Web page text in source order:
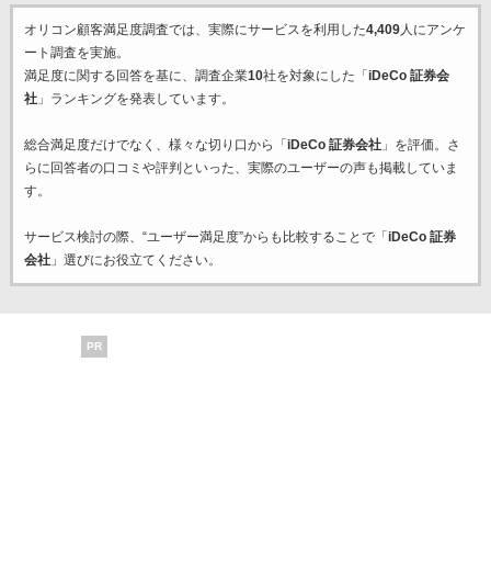
オリコン顧客満足度調査では、実際にサービスを利用した4,409人にアンケ
ート調査を実施。
満足度に関する回答を基に、調査企業10社を対象にした「 iDeCo 証券会
社」ランキングを発表しています。
総合満足度だけでなく、様々な切り口から「 iDeCo 証券会社」を評価。さ
らに回答者の口コミや評判といった、実際のユーザーの声も掲載していま
す。
サービス検討の際、“ユーザー満足度”からも比較することで「 iDeCo 証券
会社」選びにお役立てください。
PR